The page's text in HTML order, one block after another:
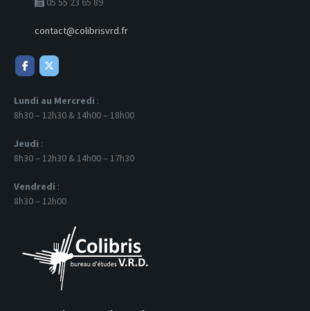
contact@colibrisvrd.fr
Lundi au Mercredi :
8h30 – 12h30 & 14h00 – 18h00
Jeudi :
8h30 – 12h30 & 14h00 – 17h30
Vendredi :
8h30 – 12h00